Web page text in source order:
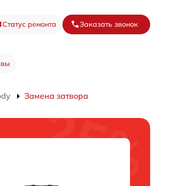
Статус ремонта Заказать звонок
Замена затвора